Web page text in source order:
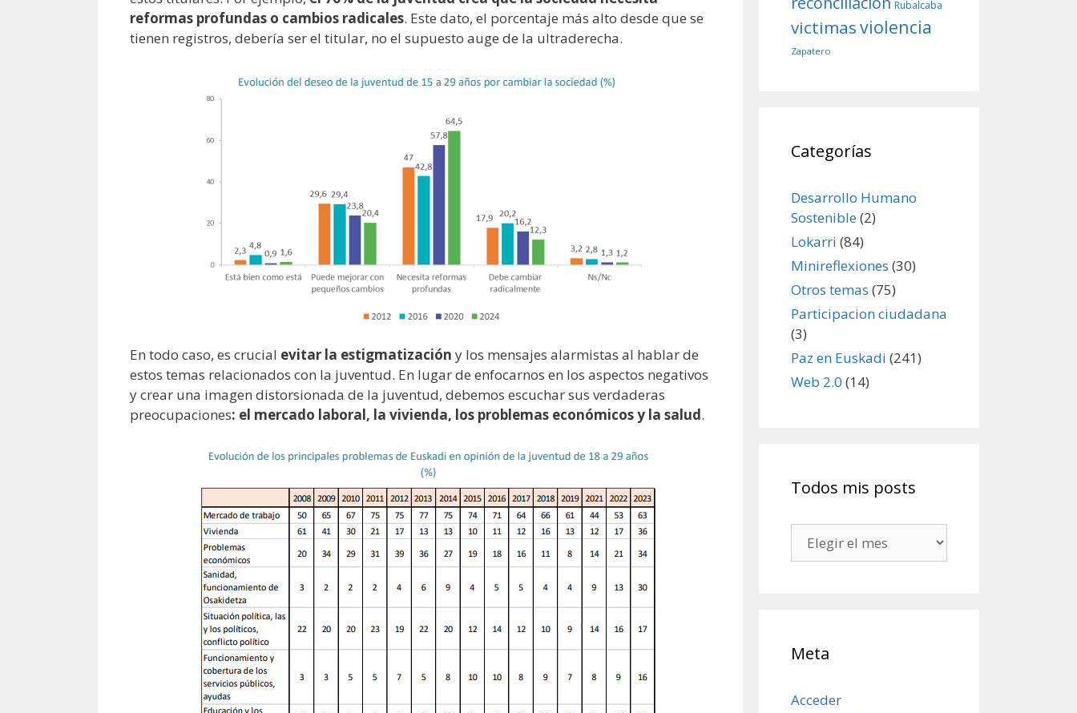
reformas profundas o cambios radicales. Este dato, el porcentaje más alto desde que se
tienen registros, debería ser el titular, no el supuesto auge de la ultraderecha.
En todo caso, es crucial evitar la estigmatización y los mensajes alarmistas al hablar de
estos temas relacionados con la juventud. En lugar de enfocarnos en los aspectos negativos
y crear una imagen distorsionada de la juventud, debemos escuchar sus verdaderas
preocupaciones: el mercado laboral, la vivienda, los problemas económicos y la salud.
Rubalcaba
victimasviolencia
Zapatero
Categorías
Desarrollo Humano
Sostenible(2)
Lokarri (84)
Minireflexiones (30)
Otros temas (75)
Participacion ciudadana
(3)
Paz en Euskadi (241)
Web 2.0 (14)
Todos mis posts
mis
Meta
Acceder